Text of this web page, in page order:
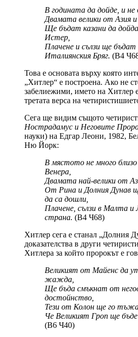
В годината да дойде, и не
Двамата велики от Азия
Ще бъдат казани да
Истер,
Плачене и сълзи ще
Италиянския Бряг. (В4
Това е основата върху която
„Хитлер“ е построена. Ако не
забелиежими, името на Хитлер
третата верса на
Сега ще видим същото
Нострадамус и Неговите
науки) на Едгар Леони, 1982,
Ню Йорк:
В мястото не много
Венера,
Двамата най-велики от
От Рина и Долния Дунав
да са дошли,
Плачене, сълзи в Малта и
страна. (В4 Ч68)
Хитлер сега е станал „Долния
доказателства в други
Хитлера за който пророкът е
Великият от Майенс да
жажда,
Ще бъда смъкнат от
достойнство,
Тези от Колон ще го
Че Великият Гроп ще бъде
(В6 Ч40)